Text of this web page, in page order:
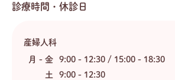
診療時間・休診日
産婦人科
月 - 金
9:00 - 12:30 / 15:00 - 18:30
土
9:00 - 12:30